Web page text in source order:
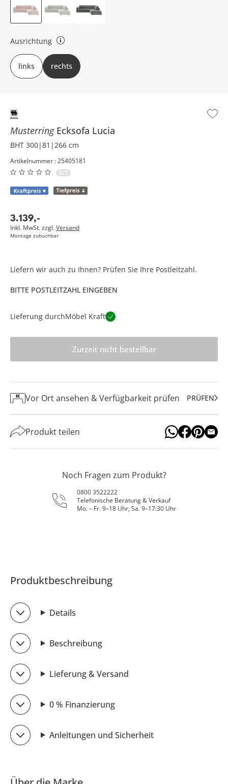
Musterring Ecksofa Lucia
BHT 300|81|266 cm
Artikelnummer : 25405181
0/5
3.139,-
Inkl. MwSt. zzgl.Versand
Montage zubuchbar
Ausrichtung
links oder rechts (bezieht sich auf die Draufsicht)
links rechts
Liefern wir auch zu Ihnen? Prüfen Sie Ihre Postleitzahl.
BITTE POSTLEITZAHL EINGEBEN
Lieferung durchMöbel Kraft
Zurzeit nicht bestellbar
Vor Ort ansehen & Verfügbarkeit prüfen PRÜFEN
Produkt teilen
Noch Fragen zum Produkt?
0800 3522222
Telefonische Beratung & Verkauf
Mo. – Fr. 9–18 Uhr, Sa. 9–17:30 Uhr
Produktbeschreibung
Details
Beschreibung
Lieferung & Versand
0 % Finanzierung
Anleitungen und Sicherheit